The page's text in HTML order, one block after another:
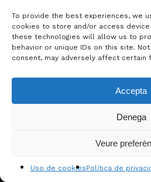
To provide the best experiences, we
cookies to store and/or access
these technologies will allow us to
behavior or unique IDs on this site.
consent, may adversely affect certain
Accepta
Denega
Veure
Uso de cookiesPolítica de
Ver carrito
Actividad
© 2026 Brotons & Mercadal.